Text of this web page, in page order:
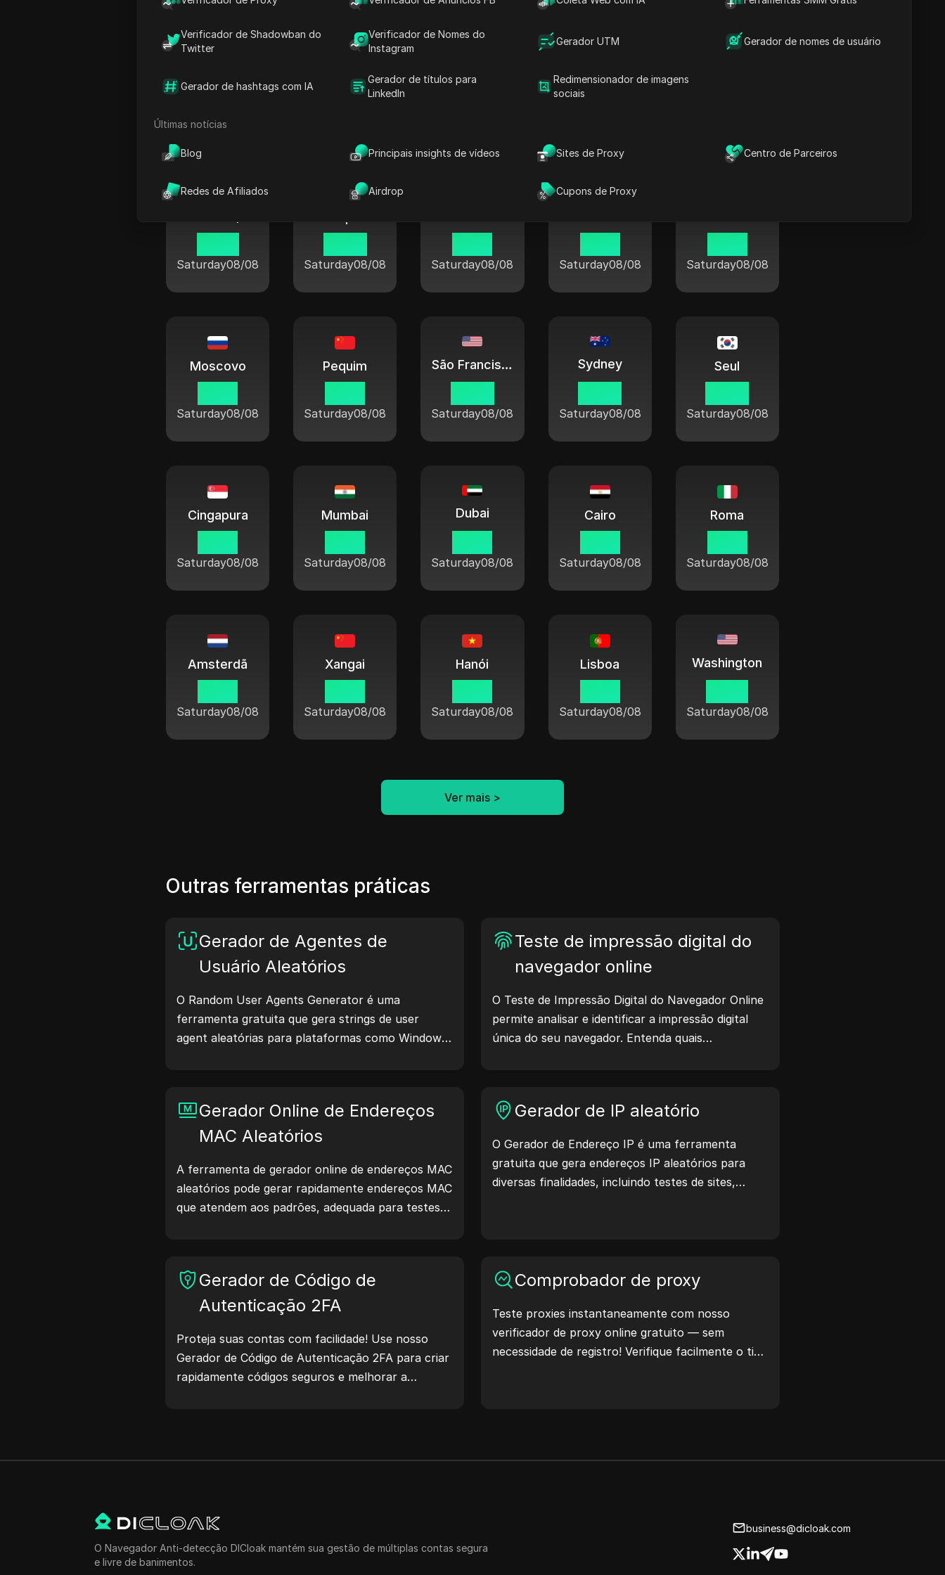
Verificador de Shadowban do
Twitter
Verificador de Nomes do
Instagram
Gerador UTM Gerador de nomes de usuário
Gerador de hashtags com IA
Gerador de títulos para
LinkedIn
Redimensionador de imagens
sociais
Últimas notícias
Blog Principais insights de vídeos Sites de Proxy Centro de Parceiros
Redes de Afiliados Airdrop Cupons de Proxy
Saturday08/08 Saturday08/08 Saturday08/08 Saturday08/08 Saturday08/08
Moscovo
Saturday08/08
Pequim
Saturday08/08
São Francisco
Saturday08/08
Sydney
Saturday08/08
Seul
Saturday08/08
Cingapura
Saturday08/08
Mumbai
Saturday08/08
Dubai
Saturday08/08
Cairo
Saturday08/08
Roma
Saturday08/08
Amsterdã
Saturday08/08
Xangai
Saturday08/08
Hanói
Saturday08/08
Lisboa
Saturday08/08
Washington
Saturday08/08
Ver mais >
Outras ferramentas práticas
Gerador de Agentes de
Usuário Aleatórios
O Random User Agents Generator é uma
ferramenta gratuita que gera strings de user
agent aleatórias para plataformas como Windows,
de sites, verificação de compatibilidade e
otimização de desenvolvimento. Simplifique seus
hoje mesmo!
Teste de impressão digital do
navegador online
O Teste de Impressão Digital do Navegador Online
permite analisar e identificar a impressão digital
única do seu navegador. Entenda quais
Gerador Online de Endereços
MAC Aleatórios
A ferramenta de gerador online de endereços MAC
aleatórios pode gerar rapidamente endereços MAC
que atendem aos padrões, adequada para testes
Gerador de IP aleatório
O Gerador de Endereço IP é uma ferramenta
gratuita que gera endereços IP aleatórios para
diversas finalidades, incluindo testes de sites,
geolocalização, verificar privacidade e muito mais.
processo de desenvolvimento — gere endereços
IP agora mesmo!
Gerador de Código de
Autenticação 2FA
Proteja suas contas com facilidade! Use nosso
Gerador de Código de Autenticação 2FA para criar
rapidamente códigos seguros e melhorar a
Comprobador de proxy
Teste proxies instantaneamente com nosso
verificador de proxy online gratuito — sem
necessidade de registro! Verifique facilmente o tipo
O Navegador Anti-detecção DICloak mantém sua gestão de múltiplas contas segura
e livre de banimentos.
business@dicloak.com